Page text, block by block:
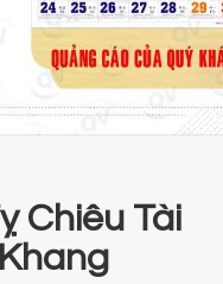
Chiêu Tài